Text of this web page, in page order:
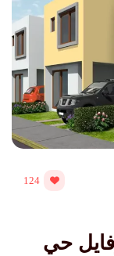
124
بروفايل حي